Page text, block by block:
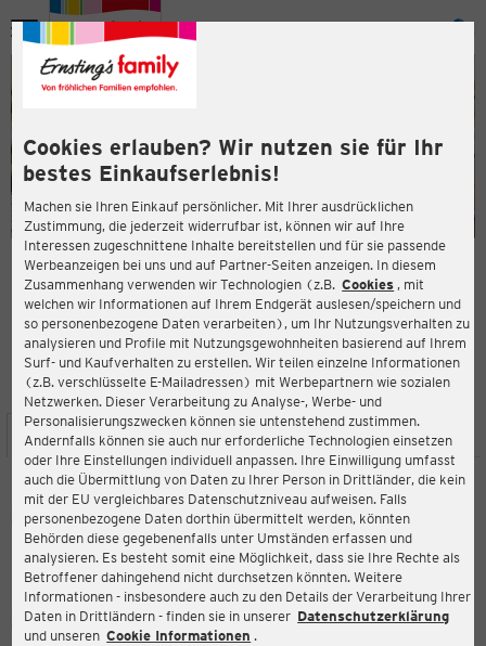
Cookies erlauben? Wir nutzen sie für Ihr
bestes Einkaufserlebnis!
Machen sie Ihren Einkauf persönlicher. Mit Ihrer ausdrücklichen
Zustimmung, die jederzeit widerrufbar ist, können wir auf Ihre
Interessen zugeschnittene Inhalte bereitstellen und für sie passende
Werbeanzeigen bei uns und auf Partner-Seiten anzeigen. In diesem
Zusammenhang verwenden wir Technologien (z.B. Cookies , mit
welchen wir Informationen auf Ihrem Endgerät auslesen/speichern und
so personenbezogene Daten verarbeiten), um Ihr Nutzungsverhalten zu
analysieren und Profile mit Nutzungsgewohnheiten basierend auf Ihrem
Surf- und Kaufverhalten zu erstellen. Wir teilen einzelne Informationen
(z.B. verschlüsselte E-Mailadressen) mit Werbepartnern wie sozialen
Netzwerken. Dieser Verarbeitung zu Analyse-, Werbe- und
Personalisierungszwecken können sie untenstehend zustimmen.
Andernfalls können sie auch nur erforderliche Technologien einsetzen
oder Ihre Einstellungen individuell anpassen. Ihre Einwilligung umfasst
auch die Übermittlung von Daten zu Ihrer Person in Drittländer, die kein
mit der EU vergleichbares Datenschutzniveau aufweisen. Falls
personenbezogene Daten dorthin übermittelt werden, könnten
Behörden diese gegebenenfalls unter Umständen erfassen und
analysieren. Es besteht somit eine Möglichkeit, dass sie Ihre Rechte als
Betroffener dahingehend nicht durchsetzen könnten. Weitere
Informationen - insbesondere auch zu den Details der Verarbeitung Ihrer
Daten in Drittländern - finden sie in unserer Datenschutzerklärung
und unseren Cookie Informationen .
Menü
ERNSTING'S FAMILY FILIALE
Zollpost 15
59174 Kamen
4,2
Bewertung:
STANDORT SERVICES SORTIMENT AKTIONEN
Ernsting's family
Zollpost 15, 59174 Kamen
Aktuell:
Geschlossen